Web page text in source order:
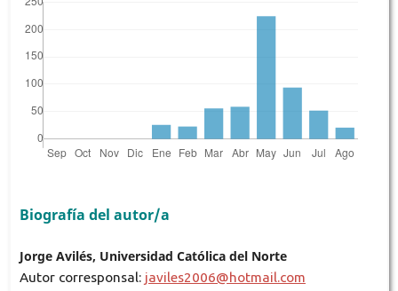
Biografía del autor/a
Jorge Avilés, Universidad Católica del Norte
Autor corresponsal: javiles2006@hotmail.com